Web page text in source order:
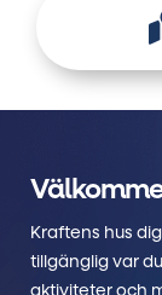
Kraftens hus
tillgänglig var
aktiviteter och